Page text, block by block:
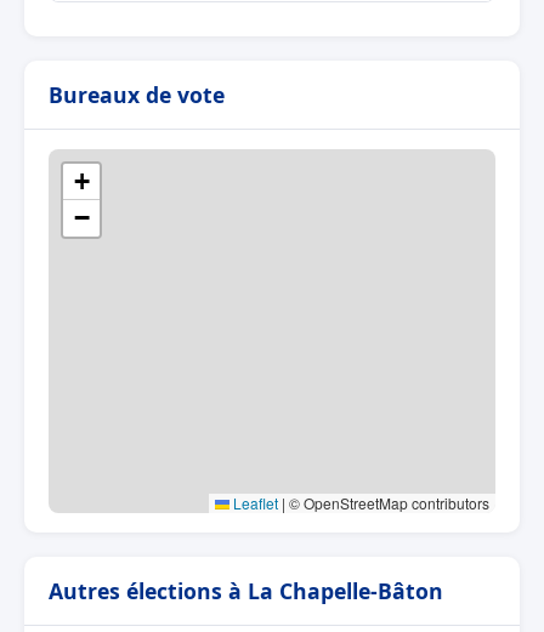
Bureaux de vote
+
−
Leaflet | © OpenStreetMap contributors
Autres élections à La Chapelle-Bâton